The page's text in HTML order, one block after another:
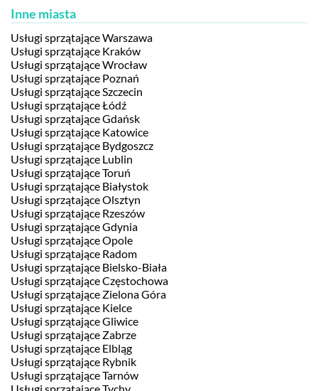
Inne miasta
Usługi sprzątające Warszawa
Usługi sprzątające Kraków
Usługi sprzątające Wrocław
Usługi sprzątające Poznań
Usługi sprzątające Szczecin
Usługi sprzątające Łódź
Usługi sprzątające Gdańsk
Usługi sprzątające Katowice
Usługi sprzątające Bydgoszcz
Usługi sprzątające Lublin
Usługi sprzątające Toruń
Usługi sprzątające Białystok
Usługi sprzątające Olsztyn
Usługi sprzątające Rzeszów
Usługi sprzątające Gdynia
Usługi sprzątające Opole
Usługi sprzątające Radom
Usługi sprzątające Bielsko-Biała
Usługi sprzątające Częstochowa
Usługi sprzątające Zielona Góra
Usługi sprzątające Kielce
Usługi sprzątające Gliwice
Usługi sprzątające Zabrze
Usługi sprzątające Elbląg
Usługi sprzątające Rybnik
Usługi sprzątające Tarnów